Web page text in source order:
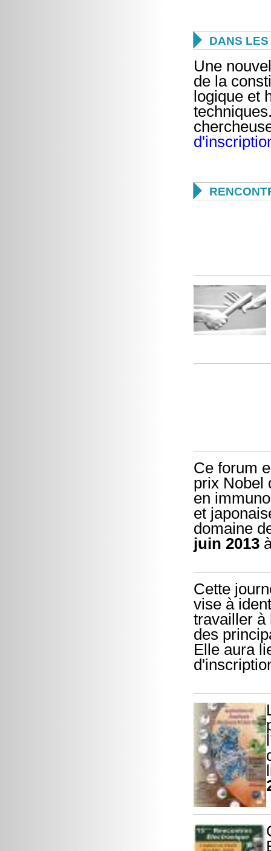
 DANS
Une
de la
logique et

Ce forum
prix Nobel
en
et
domaine
juin 2013
Cette
vise à
travailler à
des
Elle aura